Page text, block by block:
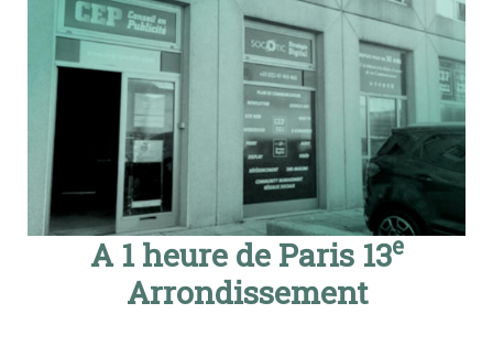
A 1 heure de Paris 13e
Arrondissement